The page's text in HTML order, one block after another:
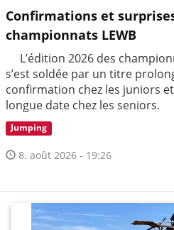
Confirmations et
championnats LEWB
L’édition 2026 des
s’est soldée par un titre
confirmation chez les juniors
longue date chez les seniors.
Jumping
8. août 2026 - 19:26